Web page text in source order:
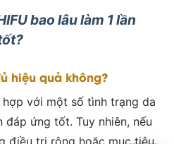
bao lâu làm 1 lần
hiệu quả không?
với một số tình trạng da
đáp ứng tốt. Tuy nhiên, nếu
điều trị rộng hoặc mục tiêu